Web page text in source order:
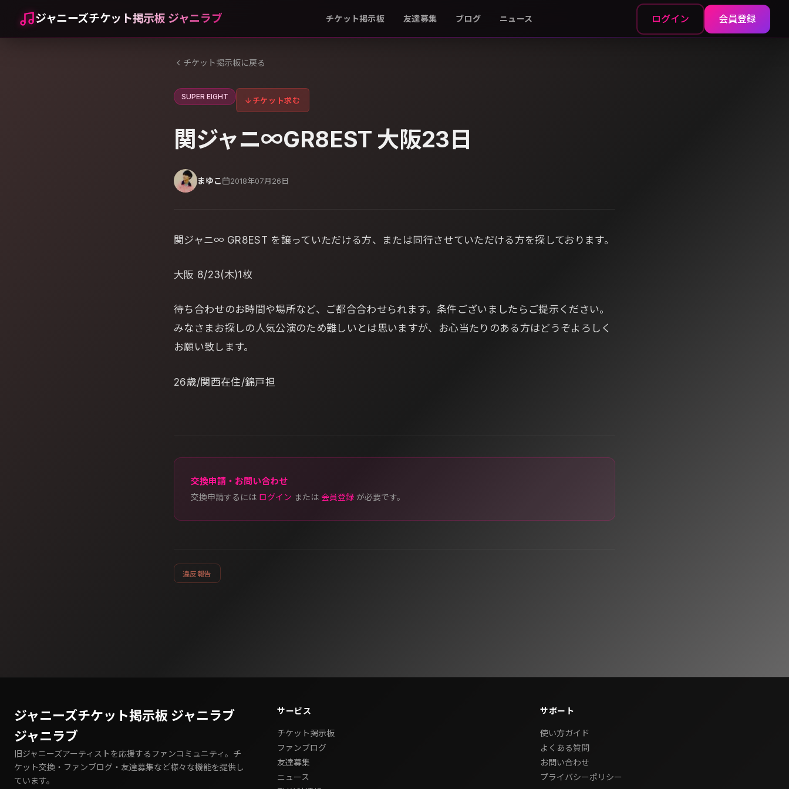
ジャニーズチケット掲示板 ジャニラブ チケット掲示板 友達募集 ブログ ニュース ログイン 会員登録
チケット掲示板に戻る
SUPER EIGHT ↓ チケット求む
関ジャニ∞GR8EST 大阪23日
まゆこ 2018年07月26日
関ジャニ∞ GR8EST を譲っていただける方、または同行させていただける方を探しております。
大阪 8/23(木)1枚
待ち合わせのお時間や場所など、ご都合合わせられます。条件ございましたらご提示ください。
みなさまお探しの人気公演のため難しいとは思いますが、お心当たりのある方はどうぞよろしく
お願い致します。
26歳/関西在住/錦戸担
交換申請・お問い合わせ
交換申請するには ログイン または 会員登録 が必要です。
違反報告
ジャニーズチケット掲示板 ジャニラブ
ジャニラブ
旧ジャニーズアーティストを応援するファンコミュニティ。チ
ケット交換・ファンブログ・友達募集など様々な機能を提供し
ています。
サービス
チケット掲示板
ファンブログ
友達募集
ニュース
サポート
使い方ガイド
よくある質問
お問い合わせ
プライバシーポリシー